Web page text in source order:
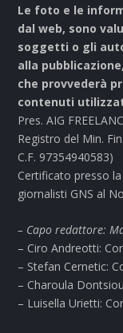
Le foto e le
dal web, sono
soggetti o gli
alla
che provvederà
contenuti
Pres. AIG
Registro del Min.
C.F. 97354940583)
Certificato presso
giornalisti GNS al
– Capo redattore:
– Ciro Andreotti:
– Stefan Cernetic:
– Charoula
– Luisella Urietti: